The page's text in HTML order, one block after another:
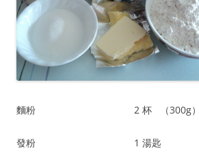
麵粉 2 杯 （300g）
發粉 1 湯匙